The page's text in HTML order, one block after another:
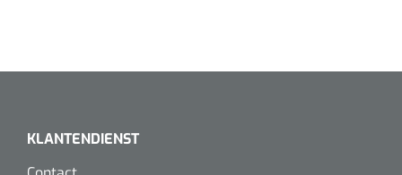
KLANTENDIENST